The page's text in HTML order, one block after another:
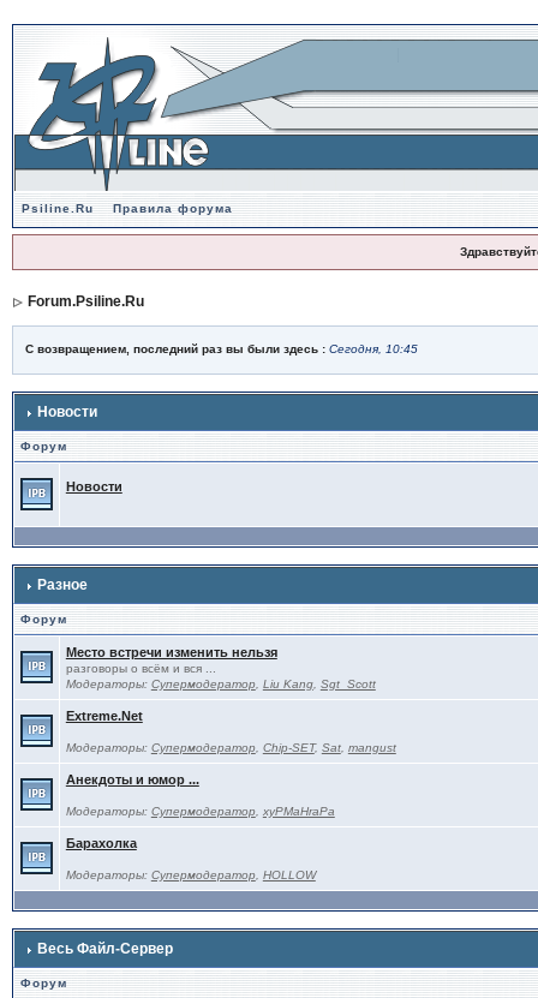
Psiline.Ru Правила форума
Forum.Psiline.Ru
С возвращением, последний раз вы были здесь : Сегодня, 10:45
Новости
Форум
Новости
Разное
Форум
Место встречи изменить нельзя
разговоры о всём и вся ...
Модераторы: Супермодератор, Liu Kang, Sgt_Scott
Extreme.Net
Модераторы: Супермодератор, Chip-SET, Sat, mangust
Анекдоты и юмор ...
Модераторы: Супермодератор, xyPMaHraPa
Барахолка
Модераторы: Супермодератор, HOLLOW
Весь Файл-Сервер
Форум